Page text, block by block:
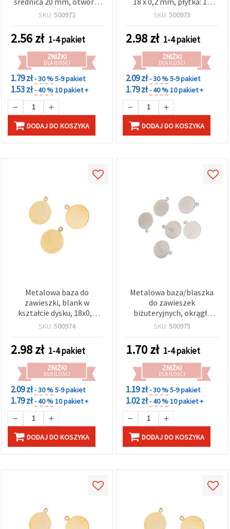
mm, kolor biały – 10 szt.
SKU: 500972
2.56zł 1-4 pakiet
ZNIŻKI
DLA ILOŚCI
1.79 zł- 30 %5-9 pakiet
1.53 zł- 40 %10 pakiet +
DODAJ DO KOSZYKA
mm, otwór: 1 mm, kolor
SKU: 500973
2.98zł 1-4 pakiet
ZNIŻKI
DLA ILOŚCI
2.09 zł- 30 %5-9 pakiet
1.79 zł- 40 %10 pakiet +
DODAJ DO KOSZYKA
Metalowa baza do
zawieszki, blank w
kształcie dysku, 18x0,2
mm, dysk: 15 mm, otwór:
SKU: 500974
2.98zł 1-4 pakiet
ZNIŻKI
DLA ILOŚCI
2.09 zł- 30 %5-9 pakiet
1.79 zł- 40 %10 pakiet +
DODAJ DO KOSZYKA
Metalowa baza/blaszka
do zawieszek
biżuteryjnych, okrągły
dysk, w kolorze srebra,
dysku 10 mm, otwór 1 mm
– 20 szt.
SKU: 500975
1.70zł 1-4 pakiet
ZNIŻKI
DLA ILOŚCI
1.19 zł- 30 %5-9 pakiet
1.02 zł- 40 %10 pakiet +
DODAJ DO KOSZYKA